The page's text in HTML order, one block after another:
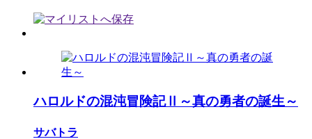
ハロルドの混沌冒険記Ⅱ～真の勇者の誕生～
サバトラ